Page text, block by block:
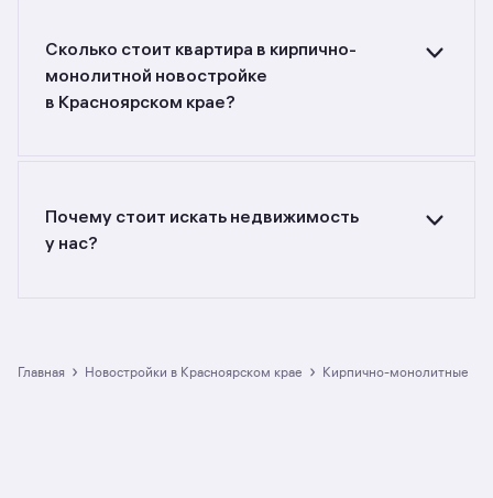
фильтрами или поиском в разделе.
Сколько стоит квартира в кирпично-
монолитной новостройке
в Красноярском крае?
Площадь составляет от 26,66 до 266,3 кв. м.,
цена квадратного метра — от 113 636
до 282 899 руб.
Почему стоит искать недвижимость
у нас?
в Красноярском крае: в разделе размещено
Главная › Новостройки в Красноярском крае › кирпично-монолитные